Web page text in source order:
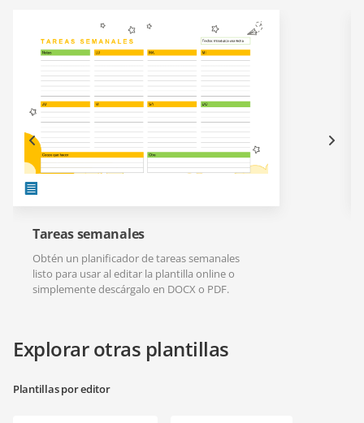
Tareas semanales
Obtén un planificador de tareas semanales
listo para usar al editar la plantilla online o
simplemente descárgalo en DOCX o PDF.
Explorar otras plantillas
Plantillas por editor